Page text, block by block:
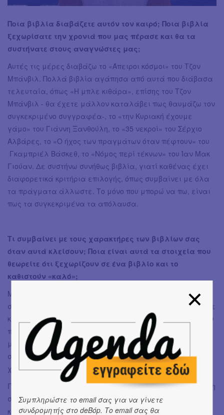
Ποια βιβλία διαβάζετε αυτόν τον καιρό; Ποια βιβλία
ξεχωρίσατε την χρονιά που μας πέρασε και θα τα
συστήνατε στους αναγνώστες μας;
Αυτές τις μέρες διαβάζω το «Άπειροι κόσμοι» του Τζον
Μπάνβιλ. Πολλά βιβλία αγάπησα από αυτά που διάβασα
τελευταία, όπως «Η μπλε κιθάρα», επίσης του Τζον
Μπάνβιλ - θα έχετε μάλλον καταλάβει πως θαυμάζω τον
συγκεκριμένο συγγραφέα-, το «την Κυριακή έχουμε
γάμο» του Γιάννη Ξανθούλη, το «35 νεκροί» του Σέρχιο
Αλβάρες, το «Ο ήχος των πραγμάτων όταν πέφτουν» του
Γκαμπριέλ Βάσκεθ, το «Νόμος περί τέκνων» του Ίαν Μακ
Γιούαν. Δε συστήνω συνήθως βιβλία, γιατί καθένας έχει
διαφορετικά κριτήρια επιλογής, όπως συμβαίνει με όλα
τα πράγματα άλλωστε. Το μόνο που μπορώ να πω, είναι
πως τα συγκεκριμένα τα απόλαυσα.
Τι συμβαίνει με τους χαρακτήρες των βιβλίων σας
όταν αυτά κλείσουν; Ποια είναι αυτά τα στοιχεία που
θεωρείτε ότι ξεχωρίζουν σε ένα βιβλίο και το
καθιστούν «καλό»;
Μετά το τέλος του βιβλίου οι χαρακτήρες τοποθετούνται
στο νοητό ράφι, σαν τα παιχνίδια που κάποτε αγαπήσαμε
και τώρα υπάρχουν εκεί μονάχα για να μας θυμίζουν την
παιδική μας ηλικία. Δε με ακολουθούν πια, παίρνουν
μονάχα ένα κομμάτι από τη συναισθηματική μου μνήμη,
σαν άνθρωποι που υπήρξαν πραγματικά, και τώρα έχουν
χαθεί από τη ζωή μου.
Για μένα, δεν έχει τόση αξία η πλοκή σε ένα βιβλίο, όσο η
σφιχτή δομή του, οι καλοδουλεμένοι χαρακτήρες και
κυρίως η γλώσσα. Ο τρόπος γραφής είναι το εργαλείο
Συμπληρώστε το email σας για να γίνετε
συνδρομητής στο deBόp. Το email σας θα